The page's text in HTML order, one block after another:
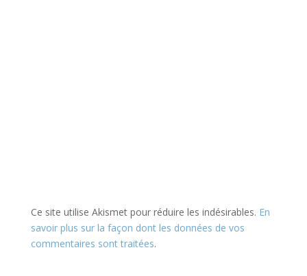
Ce site utilise Akismet pour réduire les indésirables. En
savoir plus sur la façon dont les données de vos
commentaires sont traitées.